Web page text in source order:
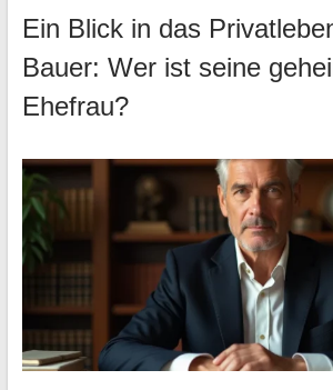
Ein Blick in das
Bauer: Wer ist seine
Ehefrau?